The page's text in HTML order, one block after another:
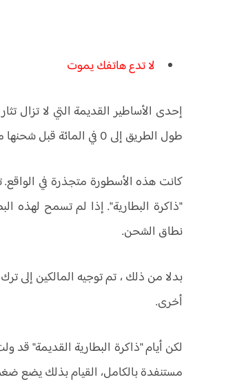
لا تدع هاتفك يموت
إحدى الأساطير القديمة التي لا تزال
طول الطريق إلى 0 في المائة قبل شحنها مرة أخرى.
كانت هذه الأسطورة متجذرة في الواقع.
"ذاكرة البطارية". إذا لم تسمح لهذه
نطاق الشحن.
بدلا من ذلك ، تم توجيه المالكين إلى
أخرى.
لكن أيام "ذاكرة البطارية القديمة" قد
مستنفدة بالكامل، القيام بذلك يضع